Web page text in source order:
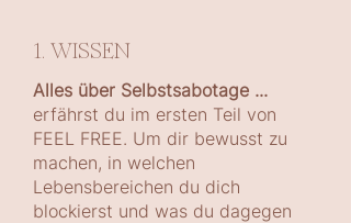
1. WISSEN
Alles über Selbstsabotage ...
erfährst du im ersten Teil von
FEEL FREE. Um dir bewusst zu
machen, in welchen
Lebensbereichen du dich
blockierst und was du dagegen